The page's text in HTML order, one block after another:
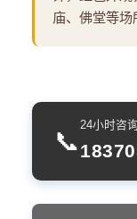
庙、佛堂等场
📞
24小时咨